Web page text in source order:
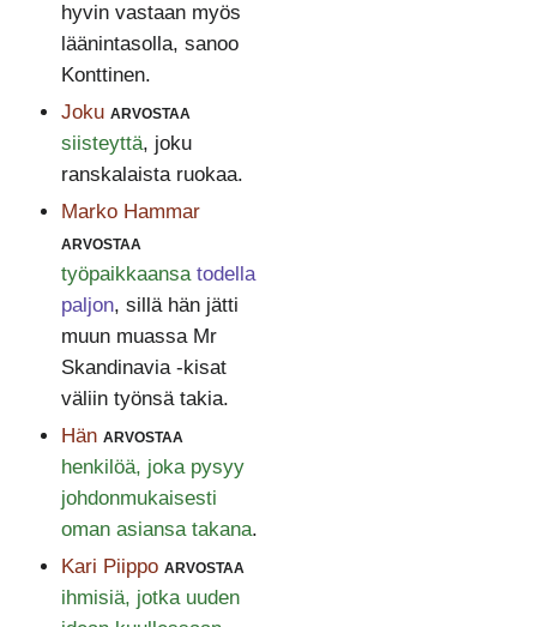
hyvin vastaan myös
läänintasolla, sanoo
Konttinen.
Joku arvostaa
siisteyttä, joku
ranskalaista ruokaa.
Marko Hammar
arvostaa
työpaikkaansa todella
paljon, sillä hän jätti
muun muassa Mr
Skandinavia -kisat
väliin työnsä takia.
Hän arvostaa
henkilöä, joka pysyy
johdonmukaisesti
oman asiansa takana.
Kari Piippo arvostaa
ihmisiä, jotka uuden